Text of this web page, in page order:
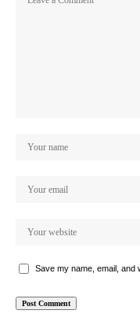
Save my name, email, and